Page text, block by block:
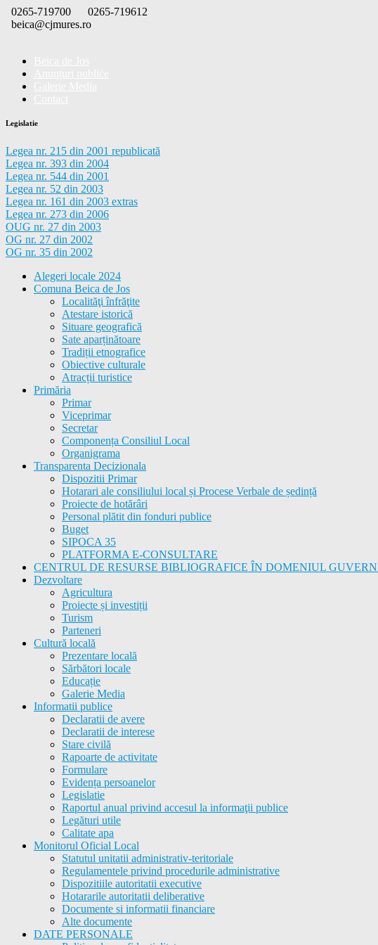
Skip
to
0265-719700
0265-719612
beica@cjmures.ro
Legislatie
Legea nr. 215 din 2001 republicată
Legea nr. 393 din 2004
Legea nr. 544 din 2001
Legea nr. 52 din 2003
Legea nr. 161 din 2003 extras
Legea nr. 273 din 2006
OUG nr. 27 din 2003
OG nr. 27 din 2002
OG nr. 35 din 2002
Alegeri locale 2024
Comuna Beica de Jos
Localităţi înfrăţite
Atestare istorică
Situare geografică
Sate aparținătoare
Tradiții etnografice
Obiective culturale
Atracții turistice
Primăria
Primar
Viceprimar
Secretar
Componența Consiliul Local
Organigrama
Transparenta Decizionala
Dispozitii Primar
Hotarari ale consiliului local și Procese Verbale de ședință
Proiecte de hotărâri
Personal plătit din fonduri publice
Buget
SIPOCA 35
PLATFORMA E-CONSULTARE
CENTRUL DE RESURSE BIBLIOGRAFICE ÎN DOMENIUL
Dezvoltare
Agricultura
Proiecte și investiții
Turism
Parteneri
Cultură locală
Prezentare locală
Sărbători locale
Educație
Galerie Media
Informatii publice
Declaratii de avere
Declaratii de interese
Stare civilă
Rapoarte de activitate
Formulare
Evidența persoanelor
Legislatie
Raportul anual privind accesul la informaţii publice
Legături utile
Calitate apa
Monitorul Oficial Local
Statutul unitatii administrativ-teritoriale
Regulamentele privind procedurile administrative
Dispozitiile autoritatii executive
Hotararile autoritatii deliberative
Documente si informatii financiare
Alte documente
DATE PERSONALE